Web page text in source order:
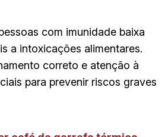
com imunidade baixa
a intoxicações alimentares.
correto e atenção à
para prevenir riscos graves